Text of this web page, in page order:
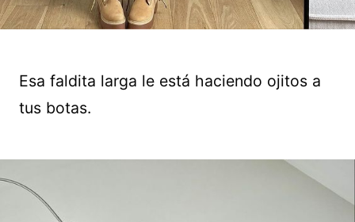
Esa faldita larga le está haciendo ojitos a
tus botas.